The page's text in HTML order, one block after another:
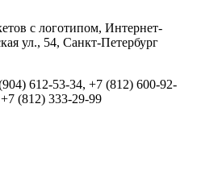
с логотипом, Интернет-
ул., 54, Санкт-Петербург
612-53-34, +7 (812) 600-92-
(812) 333-29-99